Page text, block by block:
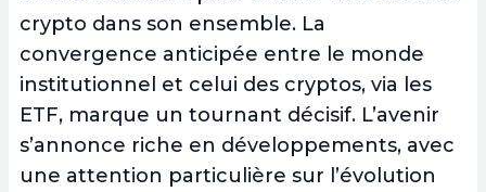
crypto dans son ensemble. La
convergence anticipée entre le monde
institutionnel et celui des cryptos, via les
ETF, marque un tournant décisif. L’avenir
s’annonce riche en développements, avec
une attention particulière sur l’évolution